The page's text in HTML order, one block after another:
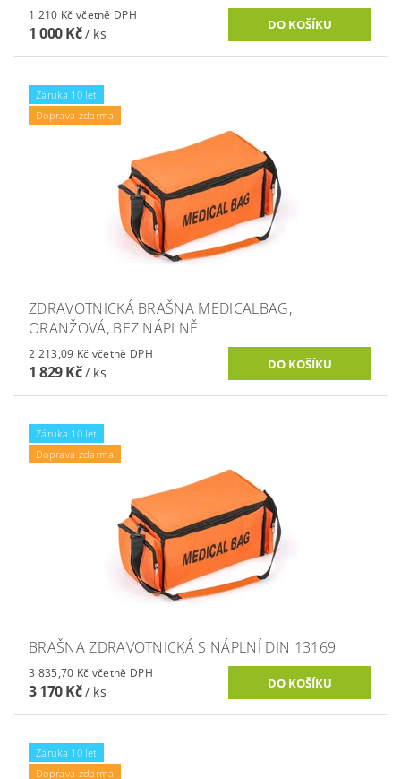
1 210 Kč včetně DPH
1 000 Kč/ ks
Záruka 10 let
Doprava zdarma
ZDRAVOTNICKÁ BRAŠNA MEDICALBAG,
ORANŽOVÁ, BEZ NÁPLNĚ
2 213,09 Kč včetně DPH
1 829 Kč/ ks
Záruka 10 let
Doprava zdarma
BRAŠNA ZDRAVOTNICKÁ S NÁPLNÍ DIN 13169
3 835,70 Kč včetně DPH
3 170 Kč/ ks
Záruka 10 let
Doprava zdarma